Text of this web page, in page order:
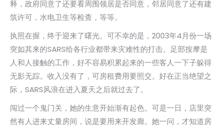
释，政府同意了还要看周围领居是否同意，邻居同意了还有建
筑许可，水电卫生等检查，等等。
执照在握，终于迎来了曙光。可不幸的是，2003年4月份一场
突如其来的SARS给各行业都带来灾难性的打击。足部按摩是
人和人接触的工作，好不容易积累起来的一些客人一下子躲得
无影无踪。收入没有了，可房租费用要照交。好在正当绝望之
际，SARS风浪在进入夏天之后就过去了。
闯过一个鬼门关，她的生意开始渐有起色。可是一日，店里突
然有人进来丈量房间，说是要用来开发廊。她一问，才知道房